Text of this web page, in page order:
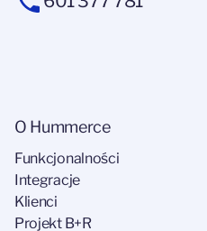
O Hummerce
Funkcjonalności
Integracje
Klienci
Projekt B+R